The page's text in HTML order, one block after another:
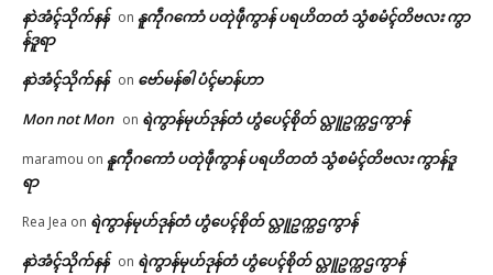
နာဲအံၚ်သိုက်နန် on နူကဵုဂကောံ ပတုဲဖဵုကွာန် ပရဟိတတံ သွံစမံၚ်တိဗလး ကွာ
န်ဒူရာ
နာဲအံၚ်သိုက်နန် on ဗော်မန်ၜါ ပံၚ်မာန်ဟာ
Mon not Mon on ရဲကွာန်မုဟ်ဒုန်တံ ဟွံပေၚ်စိုတ် လ္တူဥက္ကဌကွာန်
maramou on နူကဵုဂကောံ ပတုဲဖဵုကွာန် ပရဟိတတံ သွံစမံၚ်တိဗလး ကွာန်ဒူ
ရာ
Rea Jea on ရဲကွာန်မုဟ်ဒုန်တံ ဟွံပေၚ်စိုတ် လ္တူဥက္ကဌကွာန်
နာဲအံၚ်သိုက်နန် on ရဲကွာန်မုဟ်ဒုန်တံ ဟွံပေၚ်စိုတ် လ္တူဥက္ကဌကွာန်